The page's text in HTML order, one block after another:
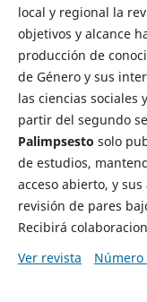
local y regional la
objetivos y alcance
producción de
de Género y sus
las ciencias sociales
partir del segundo
Palimpsesto solo
de estudios,
acceso abierto, y
revisión de pares
Recibirá
Ver revista
Número